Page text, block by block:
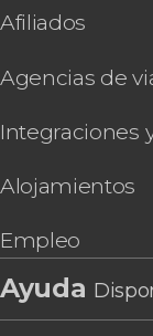
Afiliados
Agencias de
Integraciones
Alojamientos
Empleo
Ayuda